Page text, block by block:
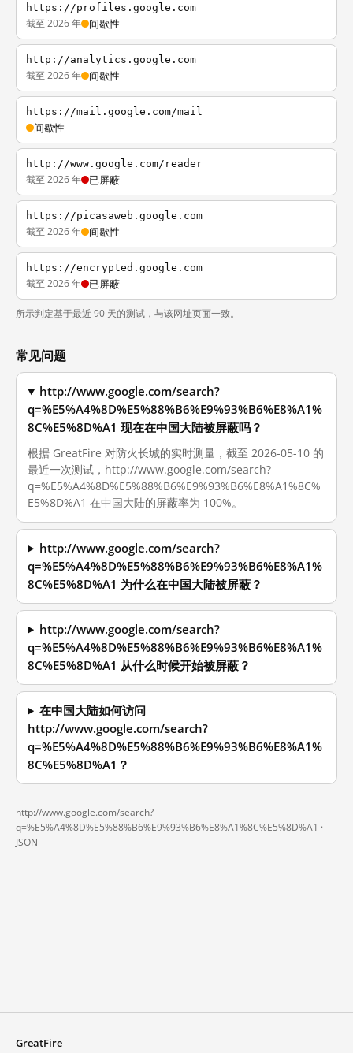
https://profiles.google.com
截至 2026 年 间歇性
http://analytics.google.com
截至 2026 年 间歇性
https://mail.google.com/mail
间歇性
http://www.google.com/reader
截至 2026 年 已屏蔽
https://picasaweb.google.com
截至 2026 年 间歇性
https://encrypted.google.com
截至 2026 年 已屏蔽
所示判定基于最近 90 天的测试，与该网址页面一致。
常见问题
http://www.google.com/search?
q=%E5%A4%8D%E5%88%B6%E9%93%B6%E8%A1%
8C%E5%8D%A1 现在在中国大陆被屏蔽吗？
根据 GreatFire 对防火长城的实时测量，截至 2026-05-10 的
最近一次测试，http://www.google.com/search?
q=%E5%A4%8D%E5%88%B6%E9%93%B6%E8%A1%8C%
E5%8D%A1 在中国大陆的屏蔽率为 100%。
http://www.google.com/search?
q=%E5%A4%8D%E5%88%B6%E9%93%B6%E8%A1%
8C%E5%8D%A1 为什么在中国大陆被屏蔽？
http://www.google.com/search?
q=%E5%A4%8D%E5%88%B6%E9%93%B6%E8%A1%
8C%E5%8D%A1 从什么时候开始被屏蔽？
在中国大陆如何访问
http://www.google.com/search?
q=%E5%A4%8D%E5%88%B6%E9%93%B6%E8%A1%
8C%E5%8D%A1？
http://www.google.com/search?
q=%E5%A4%8D%E5%88%B6%E9%93%B6%E8%A1%8C%E5%8D%A1 ·
JSON
GreatFire